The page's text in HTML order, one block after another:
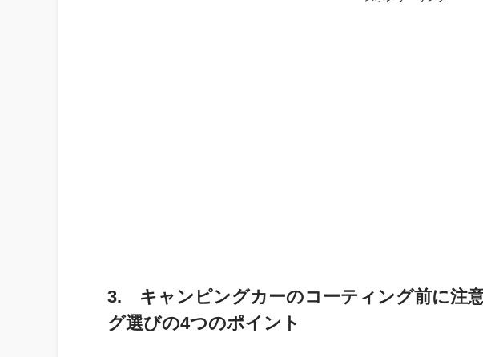
3. キャンピングカーのコーティング前に注
グ選びの4つのポイント